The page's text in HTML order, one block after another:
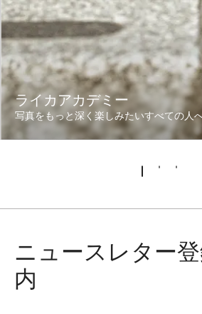
ライカアカデミー
写真をもっと深く楽しみたいすべての人
ニュースレター
内